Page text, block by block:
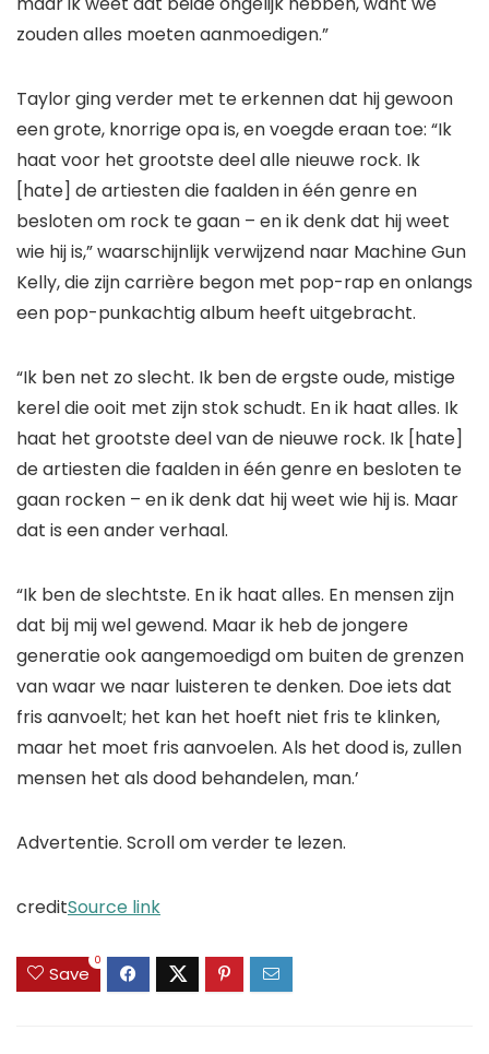
zouden alles moeten aanmoedigen.”
Taylor ging verder met te erkennen dat hij gewoon
een grote, knorrige opa is, en voegde eraan toe: “Ik
haat voor het grootste deel alle nieuwe rock. Ik
[hate] de artiesten die faalden in één genre en
besloten om rock te gaan – en ik denk dat hij weet
wie hij is,” waarschijnlijk verwijzend naar Machine Gun
Kelly, die zijn carrière begon met pop-rap en onlangs
een pop-punkachtig album heeft uitgebracht.
“Ik ben net zo slecht. Ik ben de ergste oude, mistige
kerel die ooit met zijn stok schudt. En ik haat alles. Ik
haat het grootste deel van de nieuwe rock. Ik [hate]
de artiesten die faalden in één genre en besloten te
gaan rocken – en ik denk dat hij weet wie hij is. Maar
dat is een ander verhaal.
“Ik ben de slechtste. En ik haat alles. En mensen zijn
dat bij mij wel gewend. Maar ik heb de jongere
generatie ook aangemoedigd om buiten de grenzen
van waar we naar luisteren te denken. Doe iets dat
fris aanvoelt; het kan het hoeft niet fris te klinken,
maar het moet fris aanvoelen. Als het dood is, zullen
mensen het als dood behandelen, man.’
Advertentie. Scroll om verder te lezen.
creditSource link
Save
0